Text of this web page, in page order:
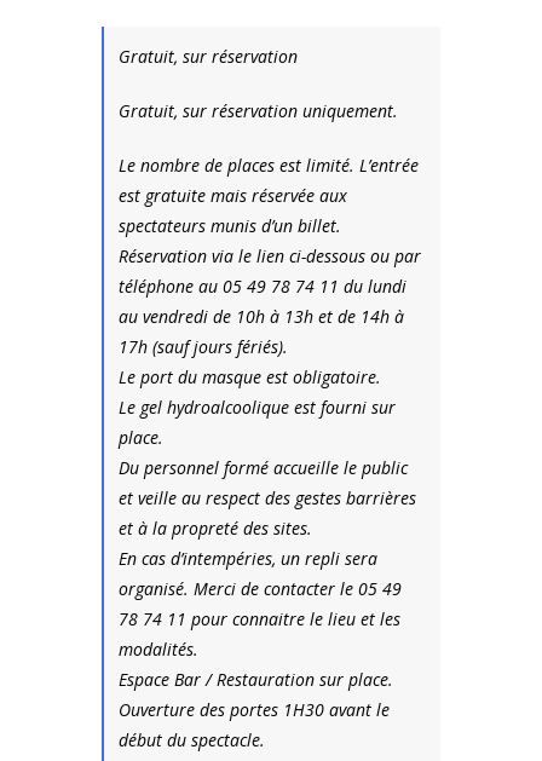
Gratuit, sur réservation
Gratuit, sur réservation uniquement.
Le nombre de places est limité. L’entrée
est gratuite mais réservée aux
spectateurs munis d’un billet.
Réservation via le lien ci-dessous ou par
téléphone au 05 49 78 74 11 du lundi
au vendredi de 10h à 13h et de 14h à
17h (sauf jours fériés).
Le port du masque est obligatoire.
Le gel hydroalcoolique est fourni sur
place.
Du personnel formé accueille le public
et veille au respect des gestes barrières
et à la propreté des sites.
En cas d’intempéries, un repli sera
organisé. Merci de contacter le 05 49
78 74 11 pour connaitre le lieu et les
modalités.
Espace Bar / Restauration sur place.
Ouverture des portes 1H30 avant le
début du spectacle.